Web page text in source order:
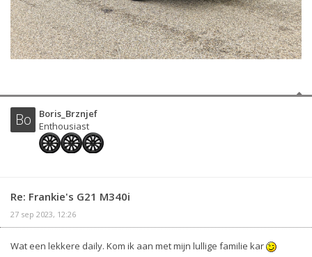
Bo
Boris_Brznjef
Enthousiast
Re: Frankie's G21 M340i
27 sep 2023, 12:26
Wat een lekkere daily. Kom ik aan met mijn lullige familie kar